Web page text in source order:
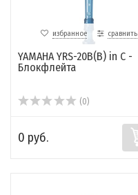
избранное сравнить
YAMAHA YRS-20B(B) in C -
Блокфлейта
(0)
0 руб.